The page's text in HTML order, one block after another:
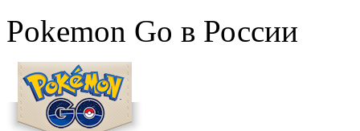
Pokemon Go в России